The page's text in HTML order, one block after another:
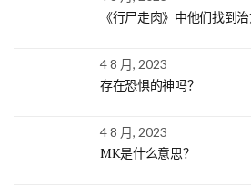
《行尸走肉》中他们找到
4 8 月, 2023
存在恐惧的神吗？
4 8 月, 2023
MK是什么意思？